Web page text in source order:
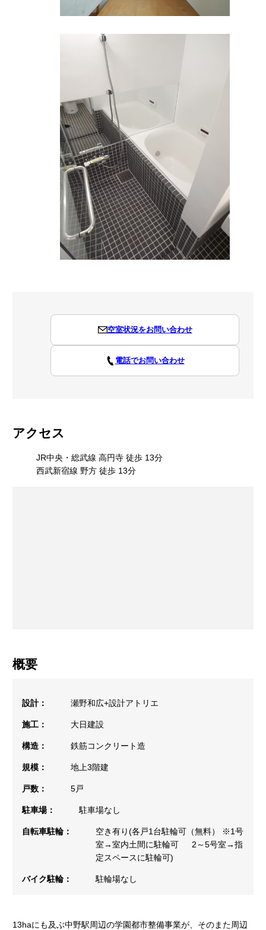
空室状況をお問い合わせ
電話でお問い合わせ
アクセス
JR中央・総武線 高円寺 徒歩 13分
西武新宿線 野方 徒歩 13分
概要
設計： 瀬野和広+設計アトリエ
施工： 大日建設
構造： 鉄筋コンクリート造
規模： 地上3階建
戸数： 5戸
駐車場： 駐車場なし
自転車駐輪：
空き有り(各戸1台駐輪可（無料） ※1号
室→室内土間に駐輪可 2～5号室→指
定スペースに駐輪可)
バイク駐輪： 駐輪場なし
13haにも及ぶ中野駅周辺の学園都市整備事業が、そのまた周辺